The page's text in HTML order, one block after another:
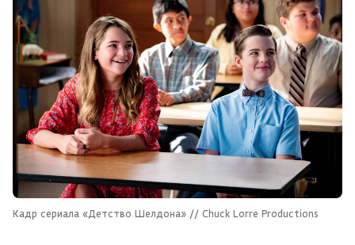
Кадр сериала «Детство Шелдона» // Chuck Lorre Productions